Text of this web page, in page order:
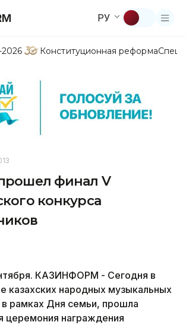
РУ
Конституционная реформа
финал V
конкурса
КАЗИНФОРМ - Сегодня в
казахских народных музыкальных
рамках Дня семьи, прошла
церемония награждения